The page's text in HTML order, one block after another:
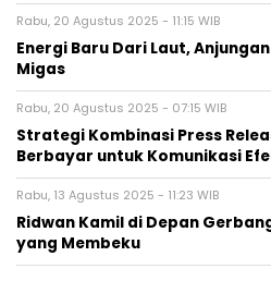
Rabu, 20 Agustus 2025 - 11:15 WIB
Energi Baru Dari Laut,
Migas
Rabu, 20 Agustus 2025 - 07:15 WIB
Strategi Kombinasi Press
Berbayar untuk Komunikasi
Rabu, 13 Agustus 2025 - 11:23 WIB
Ridwan Kamil di Depan
yang Membeku